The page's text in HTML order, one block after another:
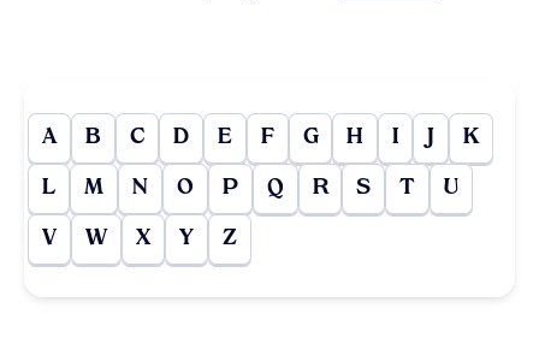
A B C D E F G H I J K
L M N O P Q R S T U
V W X Y Z